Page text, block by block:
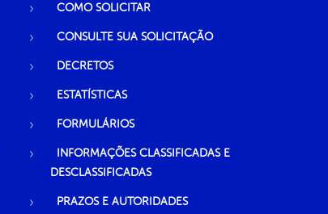
COMO SOLICITAR
CONSULTE SUA SOLICITAÇÃO
DECRETOS
ESTATÍSTICAS
FORMULÁRIOS
INFORMAÇÕES CLASSIFICADAS E
DESCLASSIFICADAS
PRAZOS E AUTORIDADES